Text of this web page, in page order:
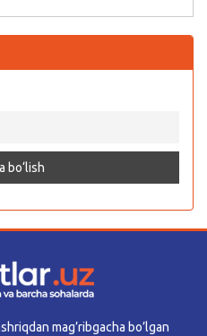
mag’ribgacha bo’lgan